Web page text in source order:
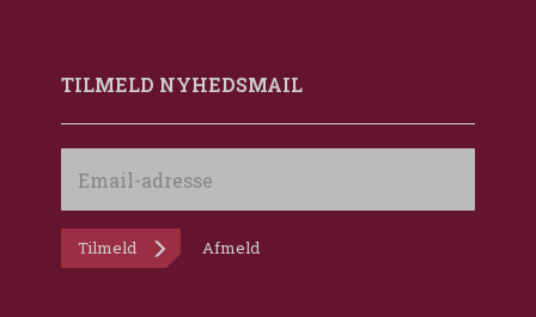
TILMELD NYHEDSMAIL
adresse
Tilmeld Afmeld